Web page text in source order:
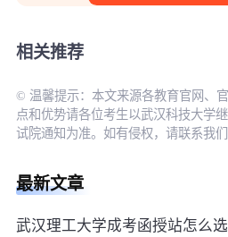
相关推荐
© 温馨提示：本文来源各教育官网、
点和优势请各位考生以武汉科技大学
试院通知为准。如有侵权，请联系我们
最新文章
武汉理工大学成考函授站怎么选